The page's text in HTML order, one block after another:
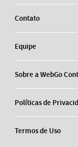
Contato
Equipe
Sobre a WebGo
Políticas de
Termos de Uso